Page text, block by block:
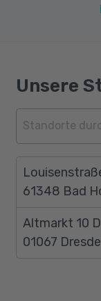
Unsere
61348 Bad
Altmarkt 10 D
01067